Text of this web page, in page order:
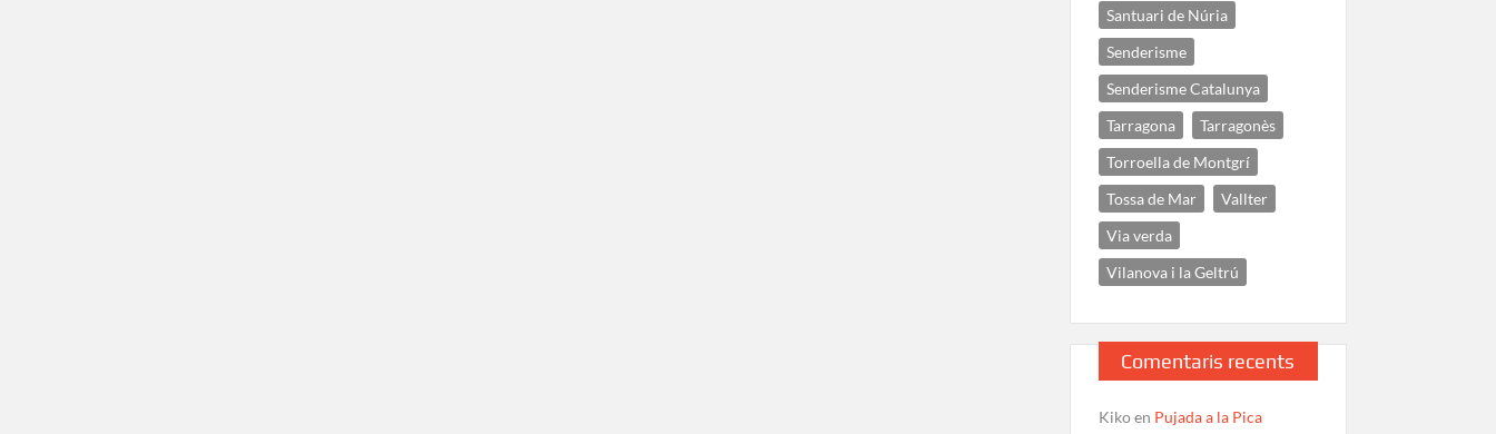
Santuari de Núria
Senderisme
Senderisme Catalunya
Tarragona
Tarragonès
Torroella de Montgrí
Tossa de Mar
Vallter
Via verda
Vilanova i la Geltrú
Comentaris recents
Kikoen Pujada a la Pica